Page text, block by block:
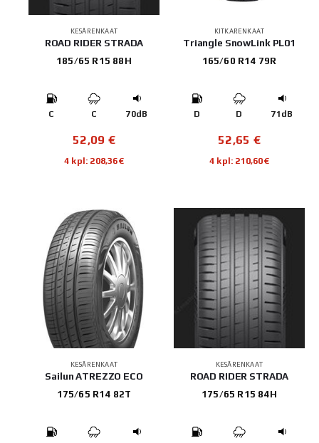
KESÄRENKAAT
ROAD RIDER STRADA
185/65 R15 88H
C C 70dB
52,09 €
4 kpl: 208,36€
KITKARENKAAT
Triangle SnowLink PL01
165/60 R14 79R
D D 71dB
52,65 €
4 kpl: 210,60€
KESÄRENKAAT
Sailun ATREZZO ECO
175/65 R14 82T
KESÄRENKAAT
ROAD RIDER STRADA
175/65 R15 84H